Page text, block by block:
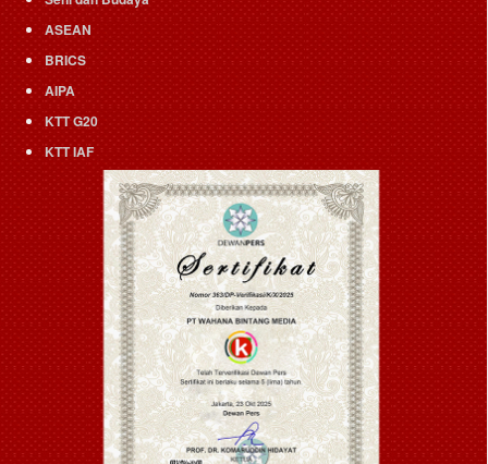
ASEAN
BRICS
AIPA
KTT G20
KTT IAF